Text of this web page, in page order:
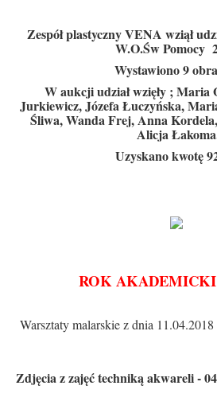
Zespół plastyczny VENA wziął
W.O.Św Pomocy
Wystawiono 9
W aukcji udział wzięły ;
Jurkiewicz, Józefa Łuczyńska,
Śliwa, Wanda Frej, Anna
Alicja
Uzyskano kwotę
ROK AKADEMICKI
Warsztaty malarskie z dnia
Zdjęcia z zajęć techniką akwareli -